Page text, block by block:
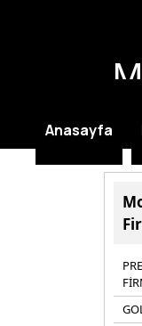
Anasayfa